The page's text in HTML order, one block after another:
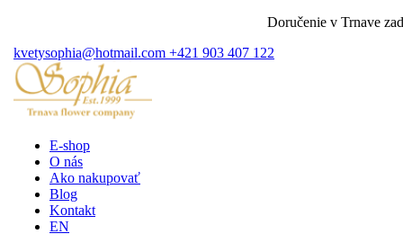
Doručenie v Trnave
kvetysophia@hotmail.com +421 903 407 122
E-shop
O nás
Ako nakupovať
Blog
Kontakt
EN